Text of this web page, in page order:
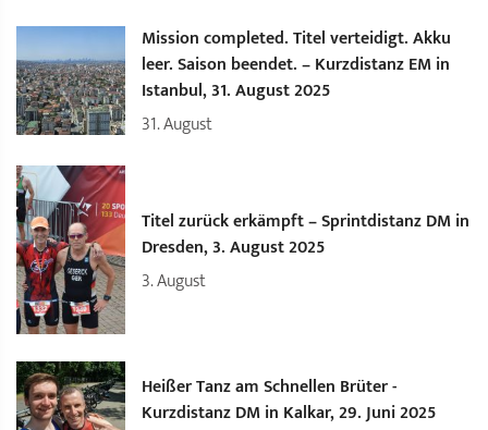
Mission completed. Titel verteidigt. Akku
leer. Saison beendet. – Kurzdistanz EM in
Istanbul, 31. August 2025
31.August
Titel zurück erkämpft – Sprintdistanz DM in
Dresden, 3. August 2025
3.August
Heißer Tanz am Schnellen Brüter -
Kurzdistanz DM in Kalkar, 29. Juni 2025